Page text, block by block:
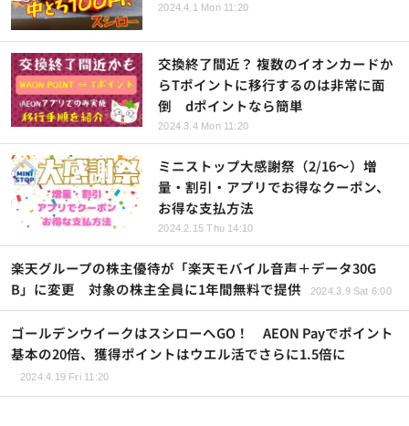
2024.4.1 Mon 11:20
交換終了間近？ 複数のイオンカードか
らTポイントに移行するのは非常に面
倒 dポイントなら簡単
2024.3.4 Mon 11:20
ミニストップ大感謝祭（2/16～）増
量・割引・アプリでお得なクーポン、
お得な支払方法
2024.2.15 Thu 14:10
楽天グループの株主優待が「楽天モバイル音声＋データ30G
B」に変更 対象の株主全員に1年間無料で提供
2024.3.9 Sat 6:00
ゴールデンウイークはスシローへGO！ AEON Payでポイント
基本の20倍、獲得ポイントはウエル活でさらに1.5倍に
2024.4.19 Fri 11:20